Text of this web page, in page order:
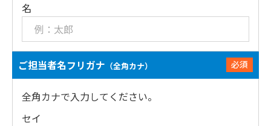
名
必須
ご担当者名フリガナ （全角カナ）
全角カナで入力してください。
セイ